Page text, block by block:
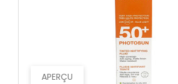
APERÇU